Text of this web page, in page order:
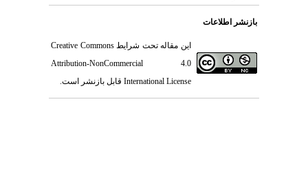
بازنشر اطلاعات
این مقاله تحت شرایطCreative Commons
Attribution-NonCommercial 4.0
International License قابل بازنشر است.